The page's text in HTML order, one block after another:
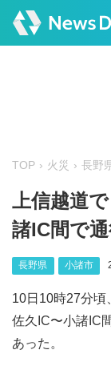
TOP 火災 長野
上信越道
諸IC間で
長野県 小諸市
10日10時27分頃
佐久IC〜小諸IC
あった。